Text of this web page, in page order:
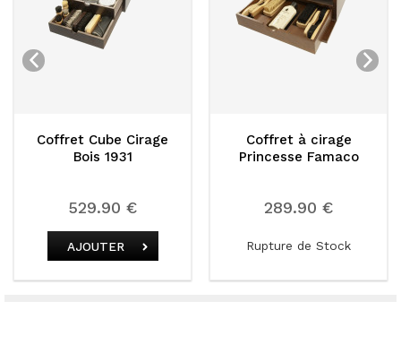
Coffret à cirage
Princesse Famaco
289.90 €
Rupture de Stock
Sneakers Box -
Rupture de